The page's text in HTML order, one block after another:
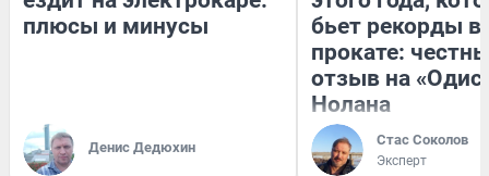
плюсы и минусы
Денис Дедюхин
бьет рекорды в
прокате:
отзыв на
Нолана
Стас Соколов
Эксперт